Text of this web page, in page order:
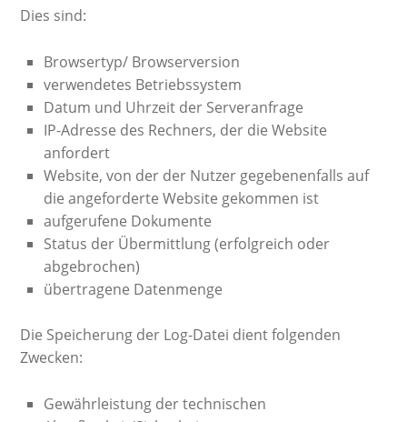
Dies sind:
Browsertyp/ Browserversion
verwendetes Betriebssystem
Datum und Uhrzeit der Serveranfrage
IP-Adresse des Rechners, der die Website
anfordert
Website, von der der Nutzer gegebenenfalls auf
die angeforderte Website gekommen ist
aufgerufene Dokumente
Status der Übermittlung (erfolgreich oder
abgebrochen)
übertragene Datenmenge
Die Speicherung der Log-Datei dient folgenden
Zwecken:
Gewährleistung der technischen